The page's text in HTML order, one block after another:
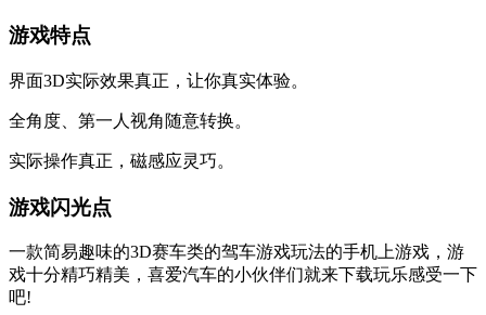
游戏特点
界面3D实际效果真正，让你真实体验。
全角度、第一人视角随意转换。
实际操作真正，磁感应灵巧。
游戏闪光点
一款简易趣味的3D赛车类的驾车游戏玩法的手机上游戏，游
戏十分精巧精美，喜爱汽车的小伙伴们就来下载玩乐感受一下
吧!